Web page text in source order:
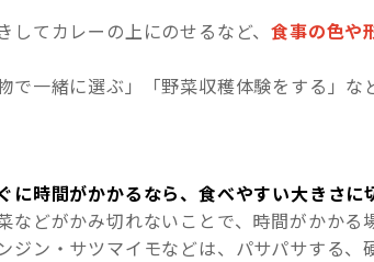
してカレーの上にのせるなど、食事の色や
で一緒に選ぶ」「野菜収穫体験をする」
時間がかかるなら、食べやすい大きさに
などがかみ切れないことで、時間がかかる
ジン・サツマイモなどは、パサパサする